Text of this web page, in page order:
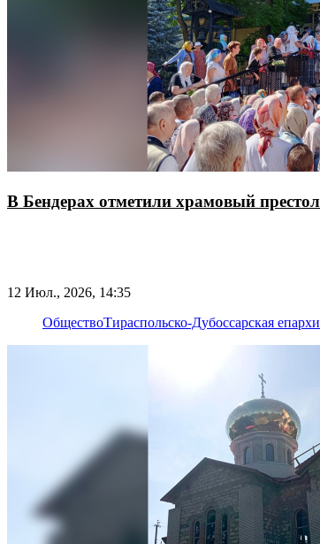
В Бендерах отметили храмовый
12 Июл., 2026, 14:35
ОбществоТираспольско-Дубоссарская